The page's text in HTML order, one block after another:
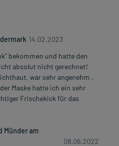
14.02.2023
bekommen und hatte den
absolut nicht gerechnet!
war sehr angenehm .
Maske hatte ich ein sehr
Frischekick für das
Münder am
08.06.2022